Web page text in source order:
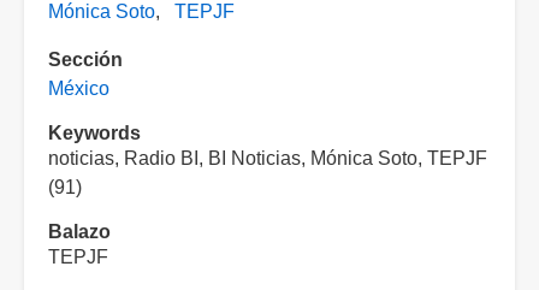
Mónica Soto
TEPJF
Sección
México
Keywords
noticias, Radio BI, BI Noticias, Mónica Soto, TEPJF
(91)
Balazo
TEPJF